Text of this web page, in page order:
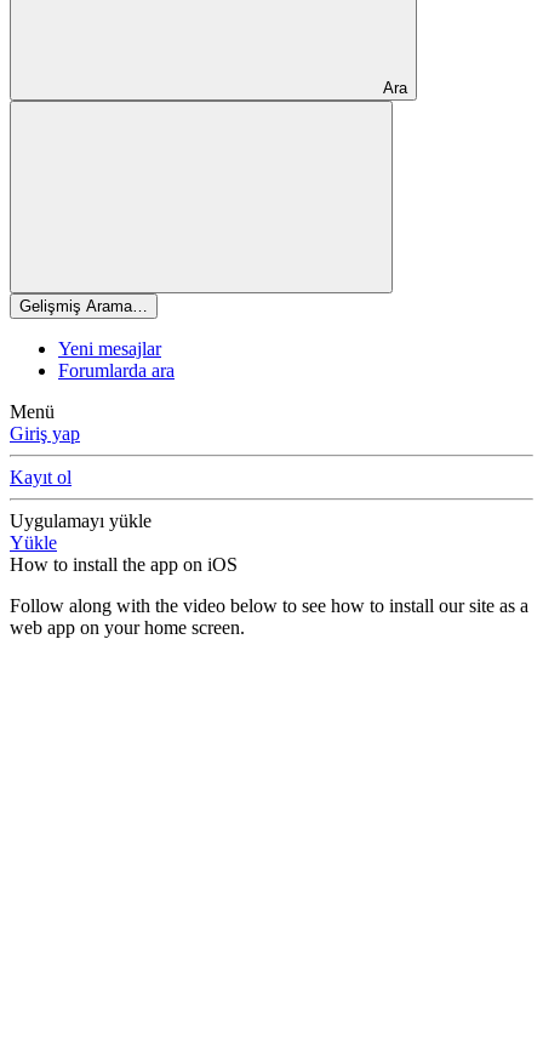
Ara
Gelişmiş Arama…
Yeni mesajlar
Forumlarda ara
Menü
Giriş yap
Kayıt ol
Uygulamayı yükle
Yükle
How to install the app on iOS
Follow along with the video below to see how to install our site as a
web app on your home screen.